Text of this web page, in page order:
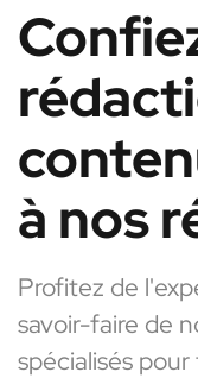
à nos
Profitez de
savoir-faire de
spécialisés